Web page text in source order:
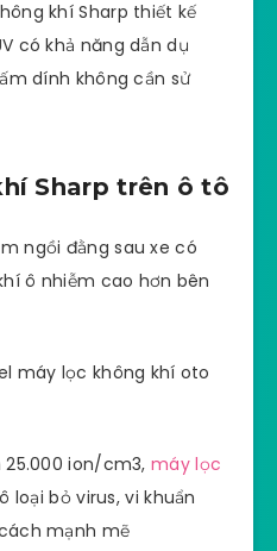
khí Sharp thiết kế
có khả năng dẫn dụ
dính không cần sử
Sharp trên ô tô
ngồi đằng sau xe có
ô nhiễm cao hơn bên
máy lọc không khí oto
25.000 ion/cm3,máy lọc
loại bỏ virus, vi khuẩn
mạnh mẽ